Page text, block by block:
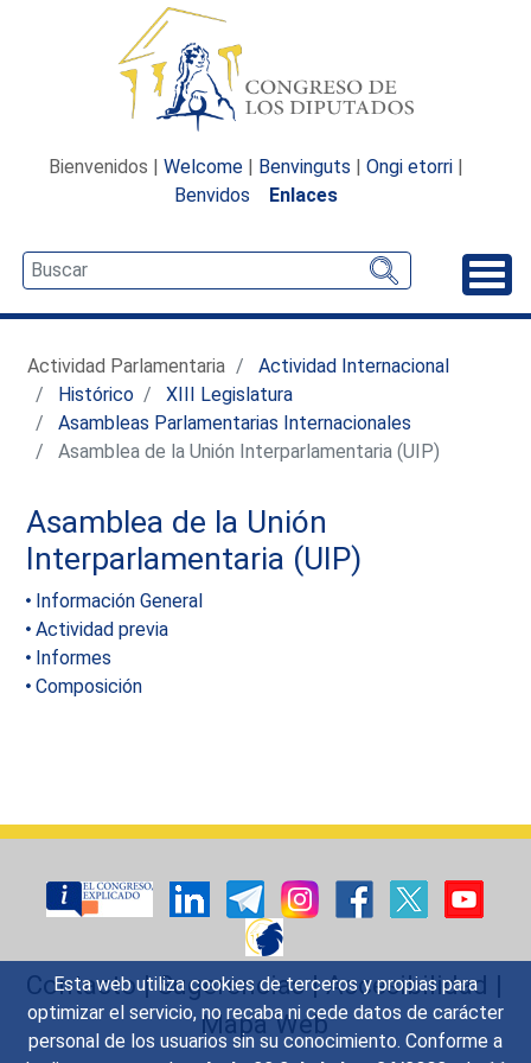
Esta web utiliza cookies de terceros y propias para
optimizar el servicio, no recaba ni cede datos de carácter
personal de los usuarios sin su conocimiento. Conforme a
Bienvenidos | Welcome | Benvinguts | Ongi etorri |
Benvidos
Enlaces
Actividad Parlamentaria
Actividad Internacional
Histórico
XIII Legislatura
Asambleas Parlamentarias Internacionales
Asamblea de la Unión Interparlamentaria (UIP)
Asamblea de la Unión
Interparlamentaria (UIP)
Información General
Actividad previa
Informes
Composición
Contacto|Sugerencias|Accesibilidad |
Mapa Web